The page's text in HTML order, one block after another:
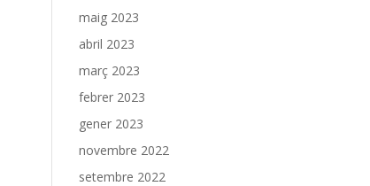
maig 2023
abril 2023
març 2023
febrer 2023
gener 2023
novembre 2022
setembre 2022